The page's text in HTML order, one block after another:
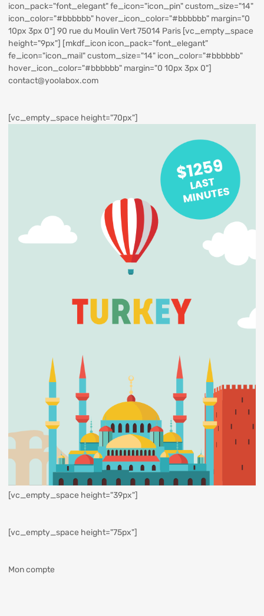
icon_pack="font_elegant" fe_icon="icon_pin" custom_size="14"
icon_color="#bbbbbb" hover_icon_color="#bbbbbb" margin="0
10px 3px 0"] 90 rue du Moulin Vert 75014 Paris [vc_empty_space
height="9px"] [mkdf_icon icon_pack="font_elegant"
fe_icon="icon_mail" custom_size="14" icon_color="#bbbbbb"
hover_icon_color="#bbbbbb" margin="0 10px 3px 0"]
contact@yoolabox.com
[vc_empty_space height="70px"]
[vc_empty_space height="39px"]
[vc_empty_space height="75px"]
Mon compte